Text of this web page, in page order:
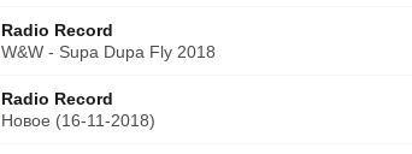
Radio Record
W&W - Supa Dupa Fly 2018
Radio Record
Новое (16-11-2018)